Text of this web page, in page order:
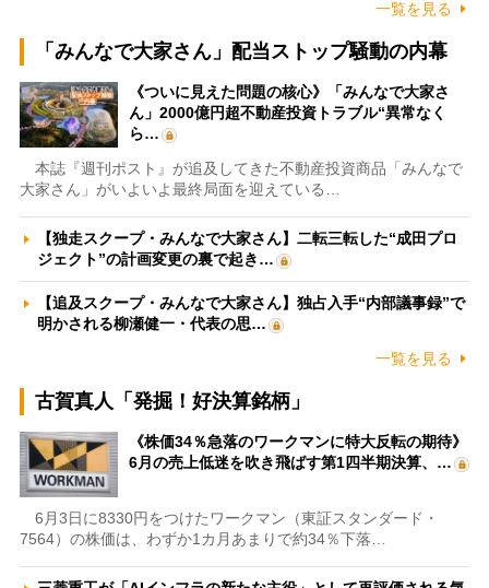
一覧を見る
「みんなで大家さん」配当ストップ騒動の内幕
《ついに見えた問題の核心》「みんなで大家さ
ん」2000億円超不動産投資トラブル“異常なく
ら…
本誌『週刊ポスト』が追及してきた不動産投資商品「みんなで
大家さん」がいよいよ最終局面を迎えている…
【独走スクープ・みんなで大家さん】二転三転した“成田プロ
ジェクト”の計画変更の裏で起き…
【追及スクープ・みんなで大家さん】独占入手“内部議事録”で
明かされる柳瀬健一・代表の思…
一覧を見る
古賀真人「発掘！好決算銘柄」
《株価34％急落のワークマンに特大反転の期待》
6月の売上低迷を吹き飛ばす第1四半期決算、…
6月3日に8330円をつけたワークマン（東証スタンダード・
7564）の株価は、わずか1カ月あまりで約34％下落…